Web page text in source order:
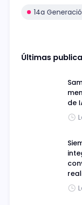
14a
Últimas
de